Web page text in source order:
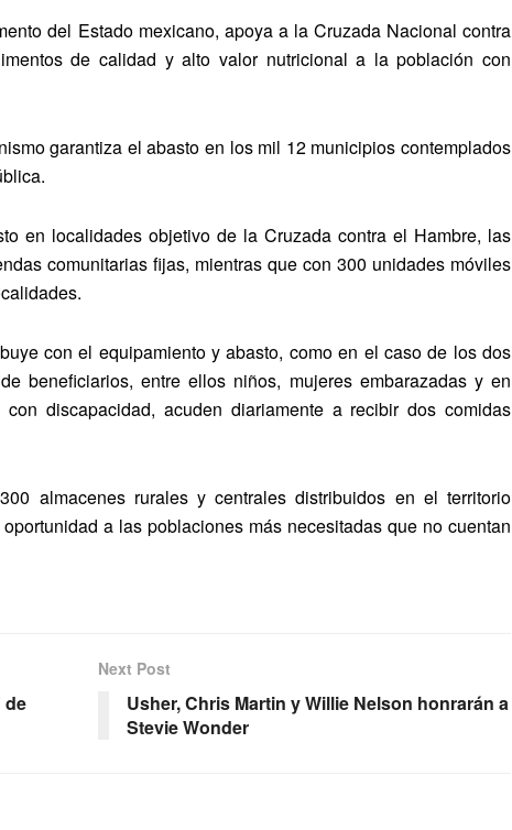
del Estado mexicano, apoya a la Cruzada Nacional contra
de calidad y alto valor nutricional a la población con
garantiza el abasto en los mil 12 municipios contemplados
en localidades objetivo de la Cruzada contra el Hambre, las
comunitarias fijas, mientras que con 300 unidades móviles
con el equipamiento y abasto, como en el caso de los dos
beneficiarios, entre ellos niños, mujeres embarazadas y en
discapacidad, acuden diariamente a recibir dos comidas
almacenes rurales y centrales distribuidos en el territorio
a las poblaciones más necesitadas que no cuentan
de
Next Post
Usher, Chris Martin y Willie Nelson honrarán a
Stevie Wonder